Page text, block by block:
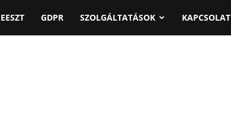
EESZT GDPR SZOLGÁLTATÁSOK KAPCSOLAT